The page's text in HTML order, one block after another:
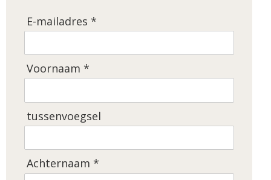
E-mailadres *
Voornaam *
tussenvoegsel
Achternaam *